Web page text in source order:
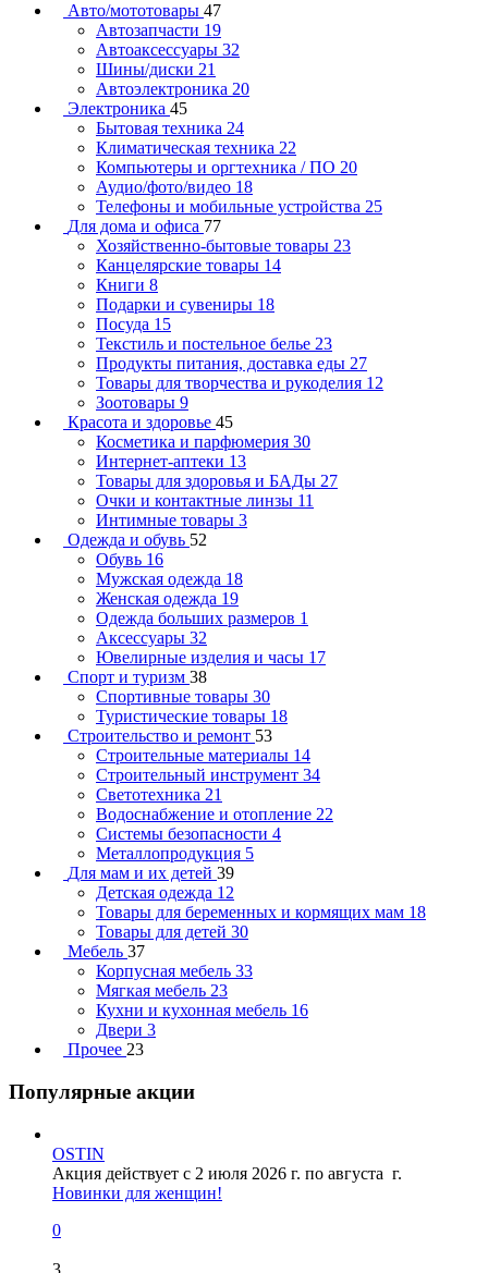
Авто/мототовары 47
Автозапчасти 19
Автоаксессуары 32
Шины/диски 21
Автоэлектроника 20
Электроника 45
Бытовая техника 24
Климатическая техника 22
Компьютеры и оргтехника / ПО 20
Аудио/фото/видео 18
Телефоны и мобильные устройства 25
Для дома и офиса 77
Хозяйственно-бытовые товары 23
Канцелярские товары 14
Книги 8
Подарки и сувениры 18
Посуда 15
Текстиль и постельное белье 23
Продукты питания, доставка еды 27
Товары для творчества и рукоделия 12
Зоотовары 9
Красота и здоровье 45
Косметика и парфюмерия 30
Интернет-аптеки 13
Товары для здоровья и БАДы 27
Очки и контактные линзы 11
Интимные товары 3
Одежда и обувь 52
Обувь 16
Мужская одежда 18
Женская одежда 19
Одежда больших размеров 1
Аксессуары 32
Ювелирные изделия и часы 17
Спорт и туризм 38
Спортивные товары 30
Туристические товары 18
Строительство и ремонт 53
Строительные материалы 14
Строительный инструмент 34
Светотехника 21
Водоснабжение и отопление 22
Системы безопасности 4
Металлопродукция 5
Для мам и их детей 39
Детская одежда 12
Товары для беременных и кормящих мам 18
Товары для детей 30
Мебель 37
Корпусная мебель 33
Мягкая мебель 23
Кухни и кухонная мебель 16
Двери 3
Прочее 23
Популярные акции
OSTIN
Акция действует с 2 июля 2026 г. по августа г.
Новинки для женщин!
0
3